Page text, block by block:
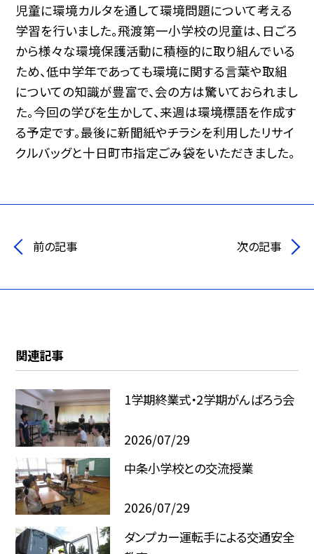
児童に環境カルタを通して環境問題について考える
学習を行いました。飛渡第一小学校の児童は、日ごろ
から様々な環境保護活動に積極的に取り組んでいる
ため、低中学年であっても環境に関する言葉や取組
についての知識が豊富で、会の方は驚いておられまし
た。今回の学びを生かして、来週は環境標語を作成す
る予定です。最後に新聞紙やチラシを利用したリサイ
クルバッグと十日町市指定ごみ袋をいただきました。
前の記事 次の記事
関連記事
1学期終業式・2学期がんばろう会
2026/07/29
中条小学校との交流授業
2026/07/29
ダンプカー運転手による交通安全